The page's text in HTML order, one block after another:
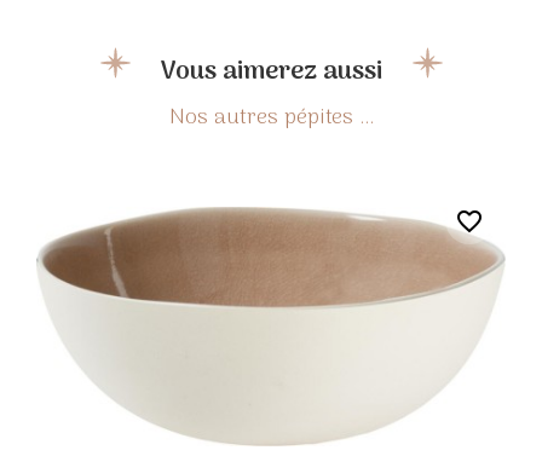
Vous aimerez aussi
favorite_border